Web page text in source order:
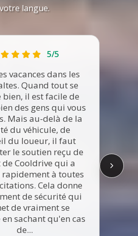
votre langue.
5/5
vacances dans les
Quand tout se
il est facile de
des gens qui vous
Mais au-delà de la
du véhicule, de
du loueur, il faut
le soutien reçu de
Cooldrive qui a
à toutes
Cela donne
de sécurité qui
de vraiment se
sachant qu'en cas
de...